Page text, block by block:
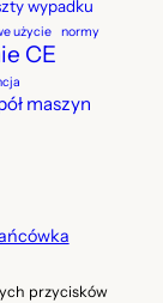
wypadku
użycie normy
CE
maszyn
przycisków